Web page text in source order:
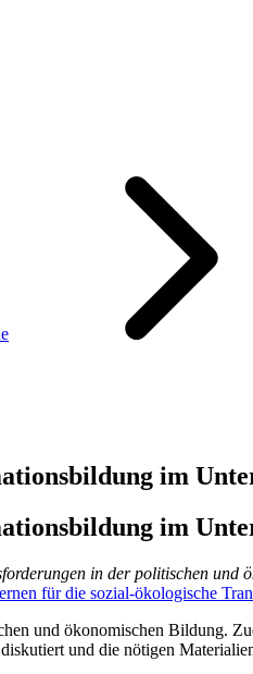
im
im
in der politischen und
für die sozial-ökologische
und ökonomischen Bildung.
und die nötigen